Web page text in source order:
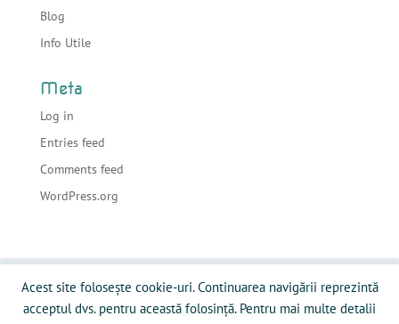
Blog
Info Utile
Meta
Log in
Entries feed
Comments feed
WordPress.org
Acasa Despre sonorizari
Echipamente
Preturi
Info Utile Blog
Contact
Acest site folosește cookie-uri. Continuarea navigării reprezintă
acceptul dvs. pentru această folosință. Pentru mai multe detalii